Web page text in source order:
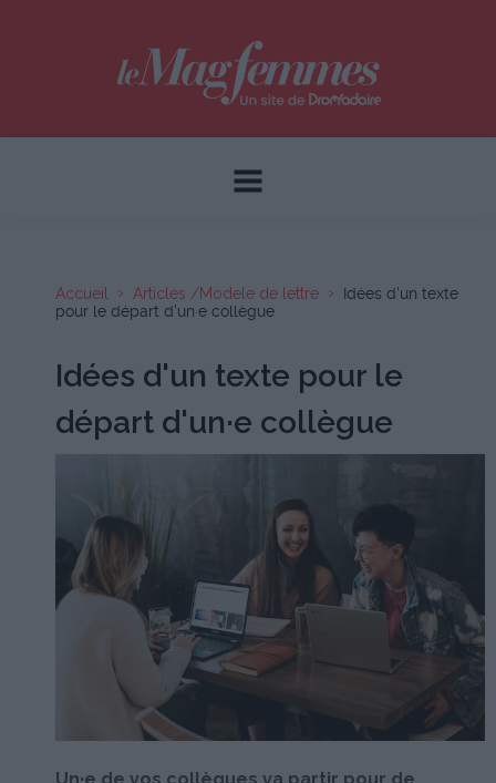
Accueil Articles /Modele de lettre
Idées d'un texte
pour le départ d'un·e collègue
Idées d'un texte pour le
départ d'un·e collègue
Un·e de vos collègues va partir pour de